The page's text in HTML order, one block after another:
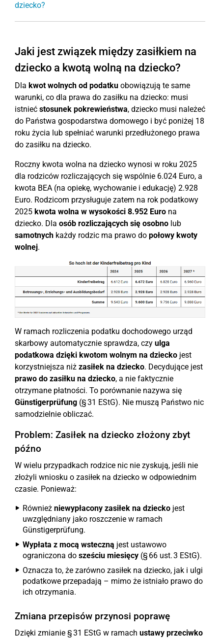
dziecko?
Jaki jest związek między zasiłkiem na
dziecko a kwotą wolną na dziecko?
Dla kwot wolnych od podatku obowiązują te same
warunki, co dla prawa do zasiłku na dziecko: musi
istnieć stosunek pokrewieństwa, dziecko musi należeć
do Państwa gospodarstwa domowego i być poniżej 18
roku życia lub spełniać warunki przedłużonego prawa
do zasiłku na dziecko.
Roczny kwota wolna na dziecko wynosi w roku 2025
dla rodziców rozliczających się wspólnie 6.024 Euro, a
kwota BEA (na opiekę, wychowanie i edukację) 2.928
Euro. Rodzicom przysługuje zatem na rok podatkowy
2025 kwota wolna w wysokości 8.952 Euro na
dziecko. Dla osób rozliczających się osobno lub
samotnych każdy rodzic ma prawo do połowy kwoty
wolnej.
W ramach rozliczenia podatku dochodowego urząd
skarbowy automatycznie sprawdza, czy ulga
podatkowa dzięki kwotom wolnym na dziecko jest
korzystniejsza niż zasiłek na dziecko. Decydujące jest
prawo do zasiłku na dziecko, a nie faktycznie
otrzymane płatności. To porównanie nazywa się
Günstigerprüfung (§ 31 EStG). Nie muszą Państwo nic
samodzielnie obliczać.
Problem: Zasiłek na dziecko złożony zbyt
późno
W wielu przypadkach rodzice nic nie zyskują, jeśli nie
złożyli wniosku o zasiłek na dziecko w odpowiednim
czasie. Ponieważ:
Również niewypłacony zasiłek na dziecko jest
uwzględniany jako roszczenie w ramach
Günstigerprüfung.
Wypłata z mocą wsteczną jest ustawowo
ograniczona do sześciu miesięcy (§ 66 ust. 3 EStG).
Oznacza to, że zarówno zasiłek na dziecko, jak i ulgi
podatkowe przepadają – mimo że istniało prawo do
ich otrzymania.
Zmiana przepisów przynosi poprawę
Dzięki zmianie § 31 EStG w ramach ustawy przeciwko